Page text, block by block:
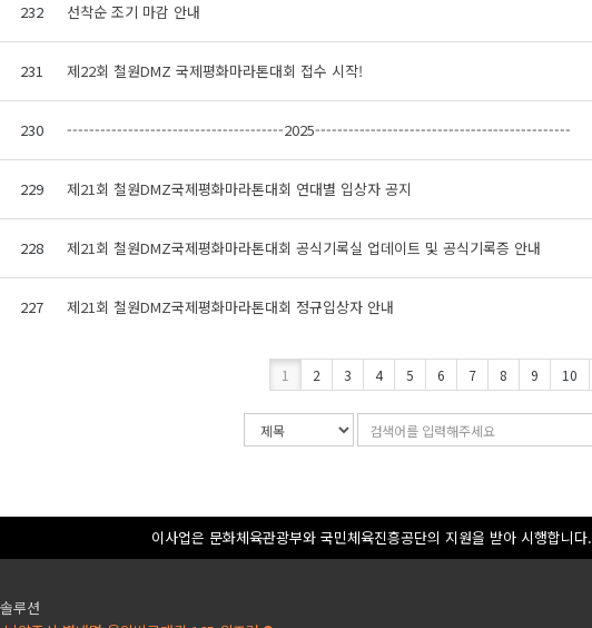
232 선착순 조기 마감 안내
231 제22회 철원DMZ 국제평화마라톤대회 접수 시작!
230 ---------------------------------------2025----------------------------------------------
229 제21회 철원DMZ국제평화마라톤대회 연대별 입상자 공지
228 제21회 철원DMZ국제평화마라톤대회 공식기록실 업데이트 및 공식기록증 안내
227 제21회 철원DMZ국제평화마라톤대회 정규입상자 안내
1 2 3 4 5 6 7 8 9 10
검
색
검
색
이사업은 문화체육관광부와 국민체육진흥공단의 지원을 받아 시행합니다.
루션